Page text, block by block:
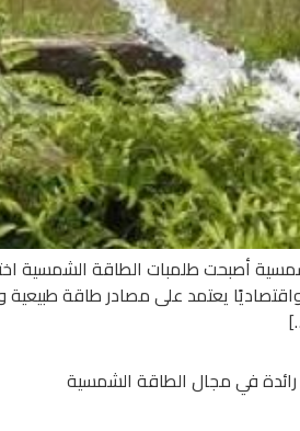
أصبحت طلمبات الطاقة الشمسية
واقتصاديًا يعتمد على مصادر طاقة
في مجال الطاقة الشمسية